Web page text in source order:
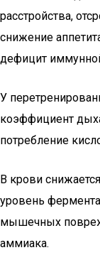
расстройства,
снижение
дефицит
У
коэффициент
потребление
В крови
уровень
мышечных
аммиака.